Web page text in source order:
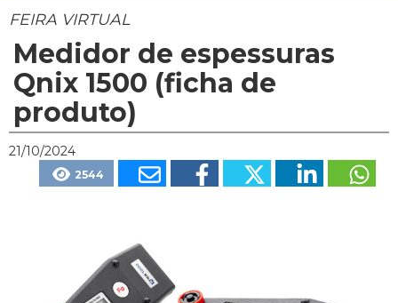
FEIRA VIRTUAL
Medidor de espessuras
Qnix 1500 (ficha de
produto)
21/10/2024
2544